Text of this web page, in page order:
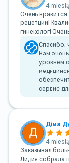
4
Очень нравится
рецепции!
гинеколог!
Спасибо,
Нам
уровнем
сервис
Діма
4
Заказывал
Лидия собрала